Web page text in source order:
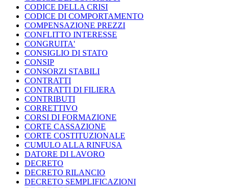
CODICE DELLA CRISI
CODICE DI COMPORTAMENTO
COMPENSAZIONE PREZZI
CONFLITTO INTERESSE
CONGRUITA'
CONSIGLIO DI STATO
CONSIP
CONSORZI STABILI
CONTRATTI
CONTRATTI DI FILIERA
CONTRIBUTI
CORRETTIVO
CORSI DI FORMAZIONE
CORTE CASSAZIONE
CORTE COSTITUZIONALE
CUMULO ALLA RINFUSA
DATORE DI LAVORO
DECRETO
DECRETO RILANCIO
DECRETO SEMPLIFICAZIONI